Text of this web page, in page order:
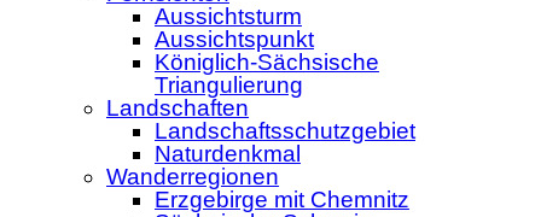
Aussichtsturm
Aussichtspunkt
Königlich-Sächsische
Triangulierung
Landschaften
Landschaftsschutzgebiet
Naturdenkmal
Wanderregionen
Erzgebirge mit Chemnitz